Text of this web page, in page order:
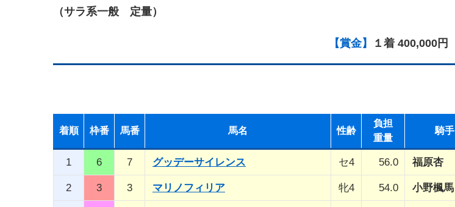
（サラ系一般 定量）
【賞金】 １着 400,000円
着順 枠番 馬番 馬名 性齢
負担
重量
騎手
1 6 7 グッデーサイレンス セ4 56.0 福原杏
2 3 3 マリノフィリア 牝4 54.0 小野楓馬